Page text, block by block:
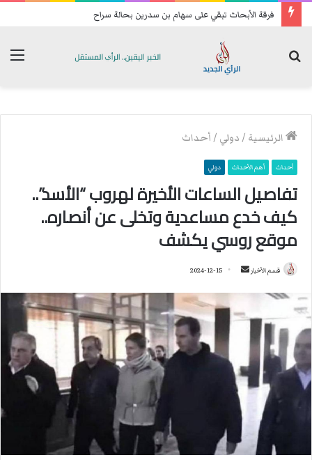
تحسبا للهجمات: فصائل عراقية تعيد رسم خريطة انتشارها الميداني
الرئيسية /دولي /أحداث
أحداث أهم الأحداث دولي
تفاصيل الساعات الأخيرة لهروب “الأسد”..
كيف خدع مساعدية وتخلى عن أنصاره..
موقع روسي يكشف
قسم الأخبار
ل
ي
د
ا
ل
ك
2024-12-15